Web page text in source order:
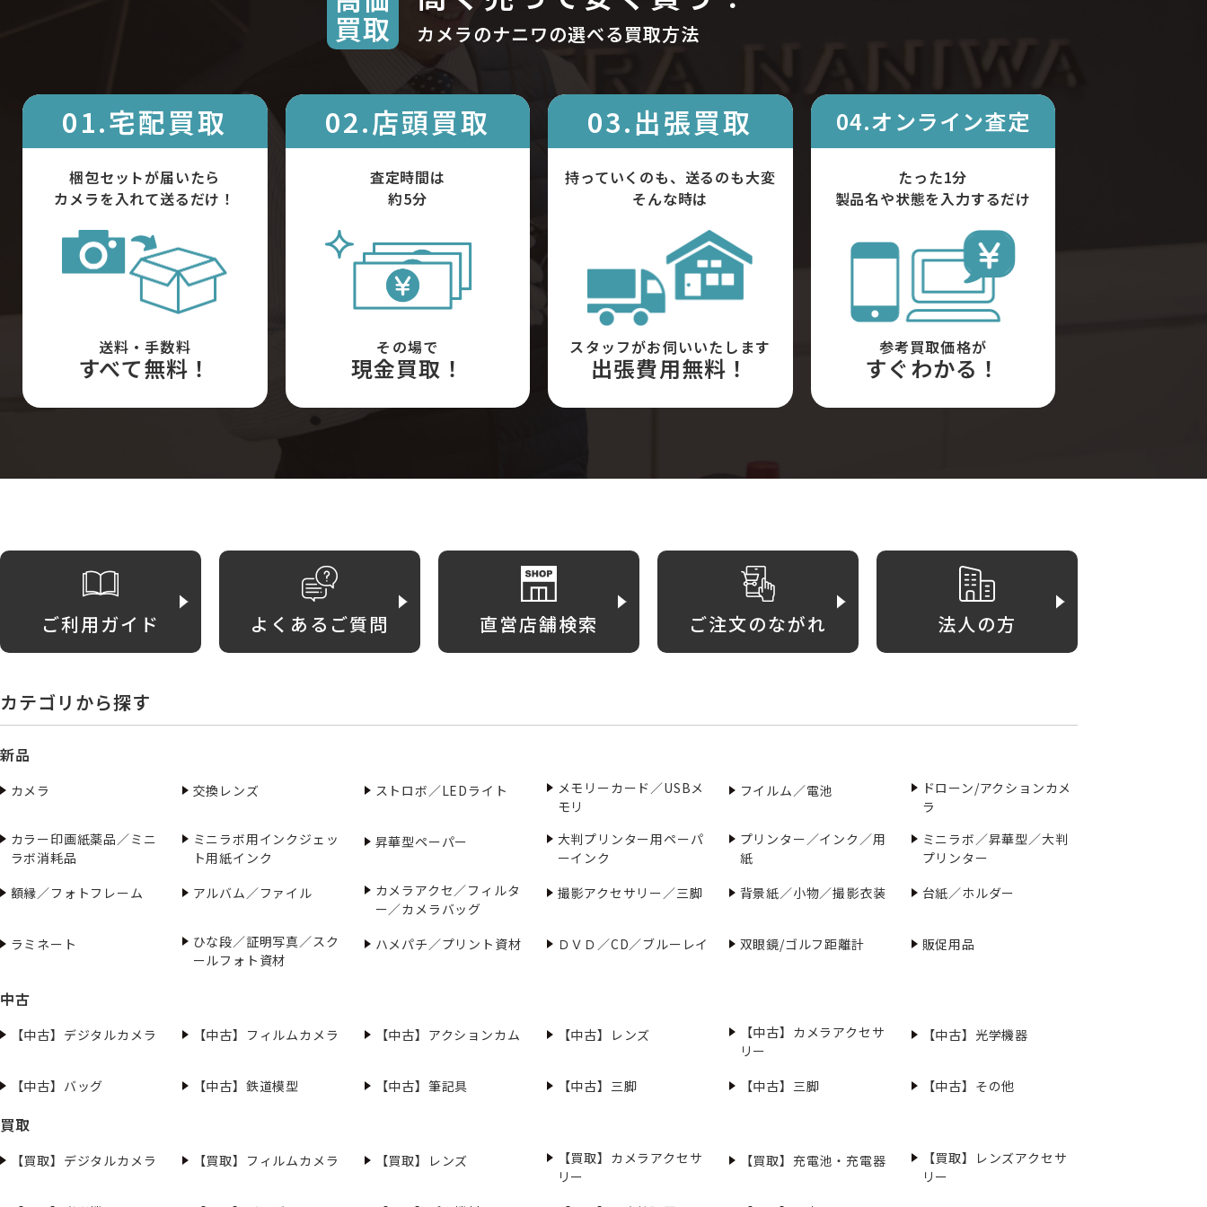
買取 カメラのナニワの選べる買取方法
01.宅配買取
梱包セットが届いたら
カメラを入れて送るだけ！
送料・手数料
すべて無料！
02.店頭買取
査定時間は
約5分
その場で
現金買取！
03.出張買取
持っていくのも、送るのも大変
そんな時は
スタッフがお伺いいたします
出張費用無料！
04.オンライン査定
たった1分
製品名や状態を入力するだけ
参考買取価格が
すぐわかる！
ご利用ガイド よくあるご質問 直営店舗検索 ご注文のながれ 法人の方
カテゴリから探す
新品
カメラ 交換レンズ ストロボ／LEDライト
メモリーカード／USBメ
モリ
フイルム／電池
ドローン/アクションカメ
ラ
カラー印画紙薬品／ミニ
ラボ消耗品
ミニラボ用インクジェッ
ト用紙インク
昇華型ペーパー
大判プリンター用ペーパ
ーインク
プリンター／インク／用
紙
ミニラボ／昇華型／大判
プリンター
額縁／フォトフレーム
アルバム／ファイル
カメラアクセ／フィルタ
ー／カメラバッグ
撮影アクセサリー／三脚 背景紙／小物／撮影衣装 台紙／ホルダー
ラミネート
ひな段／証明写真／スク
ールフォト資材
ハメパチ／プリント資材 ＤＶＤ／CD／ブルーレイ 双眼鏡/ゴルフ距離計 販促用品
中古
【中古】デジタルカメラ 【中古】フィルムカメラ 【中古】アクションカム 【中古】レンズ
【中古】カメラアクセサ
リー
【中古】光学機器
【中古】バッグ 【中古】鉄道模型 【中古】筆記具 【中古】三脚 【中古】三脚 【中古】その他
買取
【買取】デジタルカメラ 【買取】フィルムカメラ 【買取】レンズ
【買取】カメラアクセサ
リー
【買取】充電池・充電器
【買取】レンズアクセサ
リー